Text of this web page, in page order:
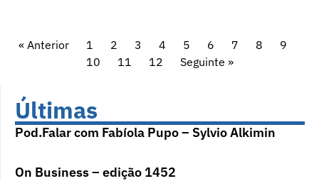
« Anterior 1 2 3 4 5 6 7 8
9
10
11 12 Seguinte »
Últimas
Pod.Falar com Fabíola Pupo – Sylvio Alkimin
On Business – edição 1452